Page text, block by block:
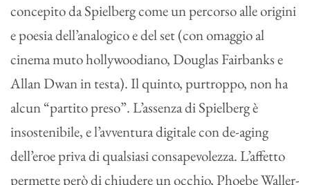
concepito da Spielberg come un percorso alle origini
e poesia dell’analogico e del set (con omaggio al
cinema muto hollywoodiano, Douglas Fairbanks e
Allan Dwan in testa). Il quinto, purtroppo, non ha
alcun “partito preso”. L’assenza di Spielberg è
insostenibile, e l’avventura digitale con de-aging
dell’eroe priva di qualsiasi consapevolezza. L’affetto
permette però di chiudere un occhio, Phoebe Waller-